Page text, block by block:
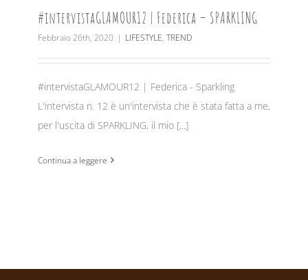
#intervistaGLAMOUR12 | Federica – SPARKLING
Febbraio 26th, 2020 | LIFESTYLE, TREND
#intervistaGLAMOUR12 | Federica - Sparkling
L'intervista n. 12 è un'intervista che è stata fatta a me,
per l'uscita di SPARKLING, il mio [...]
Continua a leggere